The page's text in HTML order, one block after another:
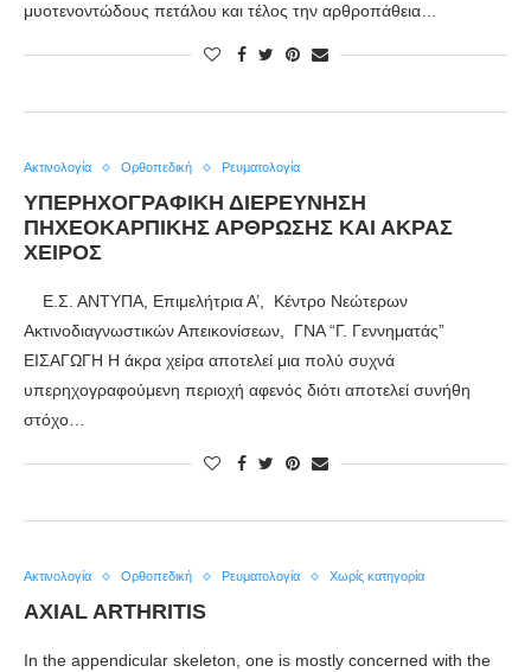
μυοτενοντώδους πετάλου και τέλος την αρθροπάθεια…
Ακτινολογία Ορθοπεδική Ρευματολογία
ΥΠΕΡΗΧΟΓΡΑΦΙΚΗ ΔΙΕΡΕΥΝΗΣΗ
ΠΗΧΕΟΚΑΡΠΙΚΗΣ ΑΡΘΡΩΣΗΣ ΚΑΙ ΑΚΡΑΣ
ΧΕΙΡΟΣ
Ε.Σ. ΑΝΤΥΠΑ, Επιμελήτρια Α’, Κέντρο Νεώτερων
Ακτινοδιαγνωστικών Απεικονίσεων, ΓΝΑ “Γ. Γεννηματάς”
ΕΙΣΑΓΩΓΗ Η άκρα χείρα αποτελεί μια πολύ συχνά
υπερηχογραφούμενη περιοχή αφενός διότι αποτελεί συνήθη
στόχο…
Ακτινολογία Ορθοπεδική Ρευματολογία Χωρίς κατηγορία
AXIAL ARTHRITIS
In the appendicular skeleton, one is mostly concerned with the